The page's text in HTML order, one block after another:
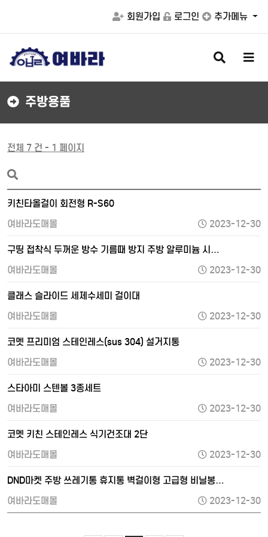
회원가입 로그인 추가메뉴
검
색
버
메
버
주방용품
전체 7 건 - 1 페이지
키친타올걸이 회전형 R-S60
여바라도매몰
2023-12-30
구띵 접착식 두꺼운 방수 기름때 방지 주방 알루미늄 시…
여바라도매몰
2023-12-30
클래스 슬라이드 세제수세미 걸이대
여바라도매몰
2023-12-30
코멧 프리미엄 스테인레스(sus 304) 설거지통
여바라도매몰
2023-12-30
스타아미 스텐볼 3종세트
여바라도매몰
2023-12-30
코멧 키친 스테인레스 식기건조대 2단
여바라도매몰
2023-12-30
DND마켓 주방 쓰레기통 휴지통 벽걸이형 고급형 비닐봉…
여바라도매몰
2023-12-30